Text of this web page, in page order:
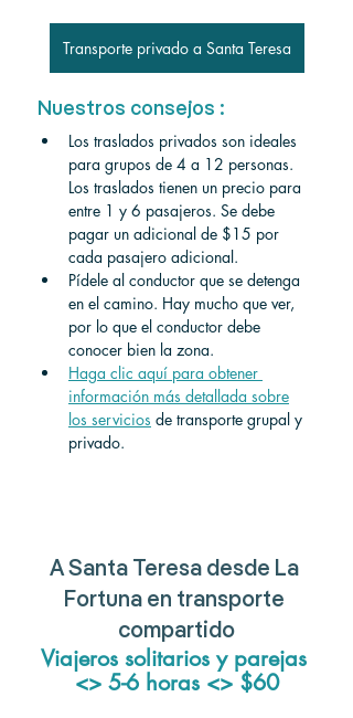
Transporte privado a Santa Teresa
Nuestros consejos :
Los traslados privados son ideales
para grupos de 4 a 12 personas.
Los traslados tienen un precio para
entre 1 y 6 pasajeros. Se debe
pagar un adicional de $15 por
cada pasajero adicional.
Pídele al conductor que se detenga
en el camino. Hay mucho que ver,
por lo que el conductor debe
conocer bien la zona.
Haga clic aquí para obtener
información más detallada sobre
los servicios de transporte grupal y
privado.
A Santa Teresa desde La
Fortuna en transporte
compartido
Viajeros solitarios y parejas
<> 5-6 horas <> $60